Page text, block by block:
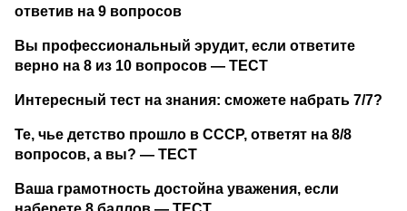
ответив на 9 вопросов
Вы профессиональный эрудит, если ответите
верно на 8 из 10 вопросов — ТЕСТ
Интересный тест на знания: сможете набрать 7/7?
Те, чье детство прошло в СССР, ответят на 8/8
вопросов, а вы? — ТЕСТ
Ваша грамотность достойна уважения, если